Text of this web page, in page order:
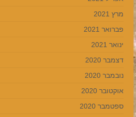
מרץ 2021
פברואר 2021
ינואר 2021
דצמבר 2020
נובמבר 2020
אוקטובר 2020
ספטמבר 2020